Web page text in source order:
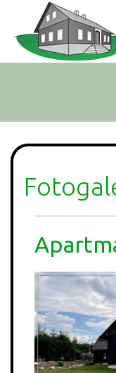
FOTOGALERIE
OKOLÍ
TERMÍNY
KONTAKT